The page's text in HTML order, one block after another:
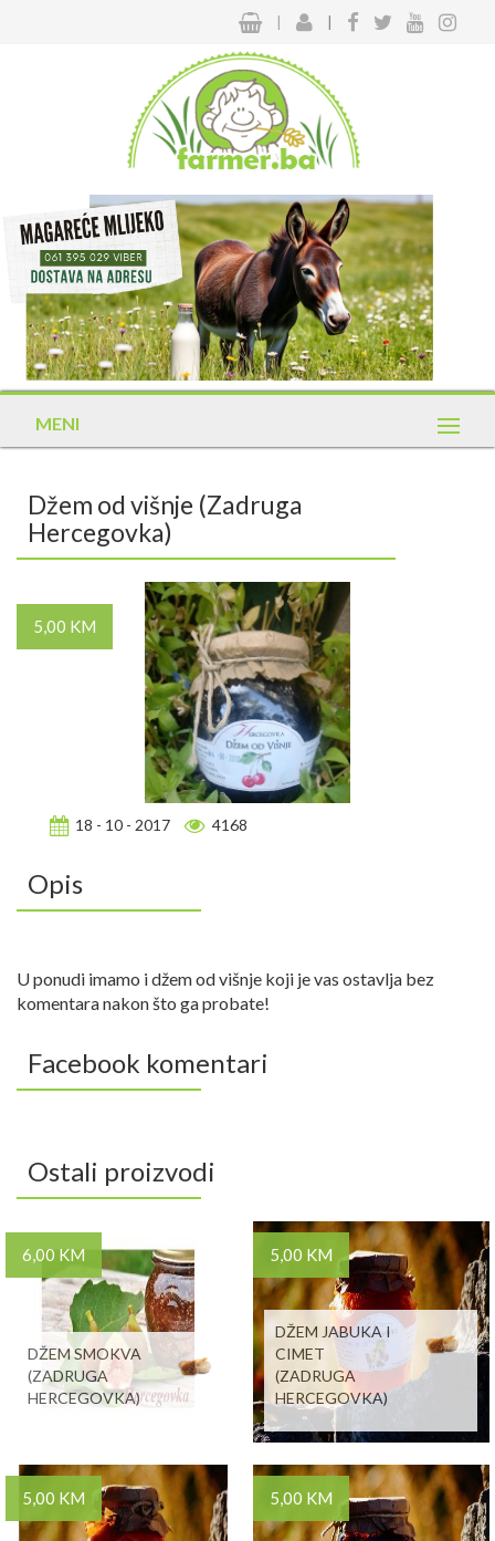
| |
MENI
Džem od višnje (Zadruga
Hercegovka)
5,00 KM
18 - 10 - 2017 4168
Opis
U ponudi imamo i džem od višnje koji je vas ostavlja bez
komentara nakon što ga probate!
Facebook komentari
Ostali proizvodi
6,00 KM
DŽEM SMOKVA
(ZADRUGA
HERCEGOVKA)
5,00 KM
DŽEM JABUKA I
CIMET
(ZADRUGA
HERCEGOVKA)
5,00 KM 5,00 KM